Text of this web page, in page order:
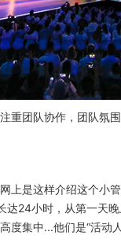
重团队协作，团队氛
上是这样介绍这个小
达24小时，从第一天
度集中...他们是“活动